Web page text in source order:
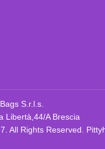
S.r.l.s.
Libertà,44/A Brescia
All Rights Reserved.